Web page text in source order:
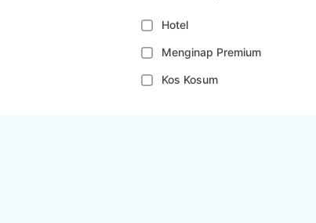
Hotel
Menginap Premium
Kos Kosum